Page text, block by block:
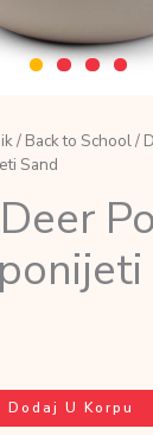
/ Back to School/
Sand
Dodaj U Korpu